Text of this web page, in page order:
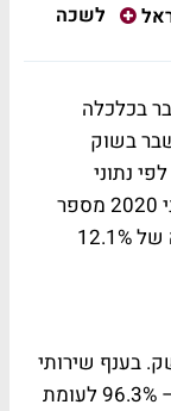
לשכה
בכלכלה
בשוק
נתוני
התעסוקה שפרסם היום הלמ"ס, בחודש יוני 2020 מספר
משרות השכיר היה 3.428 מיליון, או עלייה של 12.1%
בענף שירותי
אירוח ואוכל הייתה העלייה הגבוהה ביותר – 96.3% לעומת